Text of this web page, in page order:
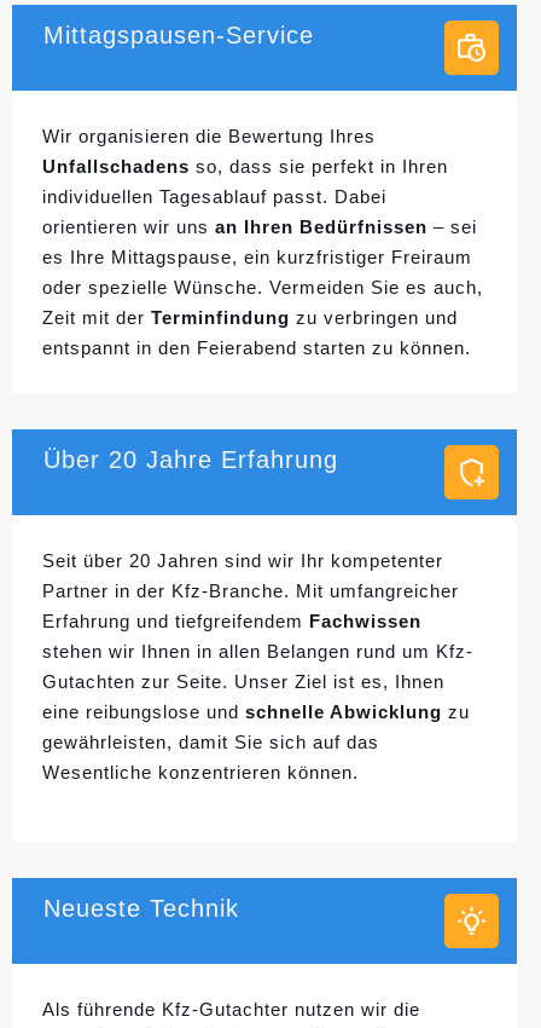
Mittagspausen-Service
Wir organisieren die Bewertung Ihres
Unfallschadens so, dass sie perfekt in Ihren
individuellen Tagesablauf passt. Dabei
orientieren wir uns an Ihren Bedürfnissen – sei
es Ihre Mittagspause, ein kurzfristiger Freiraum
oder spezielle Wünsche. Vermeiden Sie es auch,
Zeit mit der Terminfindung zu verbringen und
entspannt in den Feierabend starten zu können.
Über 20 Jahre Erfahrung
Seit über 20 Jahren sind wir Ihr kompetenter
Partner in der Kfz-Branche. Mit umfangreicher
Erfahrung und tiefgreifendem Fachwissen
stehen wir Ihnen in allen Belangen rund um Kfz-
Gutachten zur Seite. Unser Ziel ist es, Ihnen
eine reibungslose und schnelle Abwicklung zu
gewährleisten, damit Sie sich auf das
Wesentliche konzentrieren können.
Neueste Technik
Als führende Kfz-Gutachter nutzen wir die